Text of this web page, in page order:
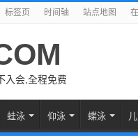
标签页 时间轴 站点地图
入会,全程免费
蛙泳 仰泳 蝶泳